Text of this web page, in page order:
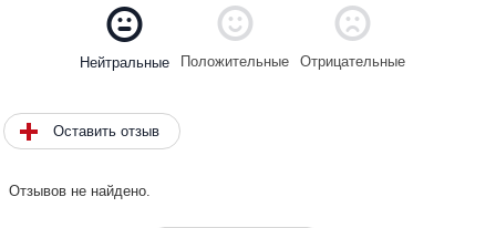
Нейтральные Положительные Отрицательные
Оставить отзыв
Отзывов не найдено.